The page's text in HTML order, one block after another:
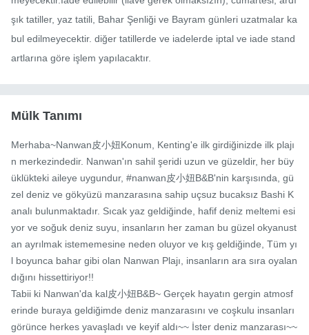
şık tatiller, yaz tatili, Bahar Şenliği ve Bayram günleri uzatmalar ka
bul edilmeyecektir. diğer tatillerde ve iadelerde iptal ve iade stand
artlarına göre işlem yapılacaktır.
Mülk Tanımı
Merhaba~Nanwan皮小妞Konum, Kenting'e ilk girdiğinizde ilk plajı
n merkezindedir. Nanwan'ın sahil şeridi uzun ve güzeldir, her büy
üklükteki aileye uygundur, #nanwan皮小妞B&B'nin karşısında, gü
zel deniz ve gökyüzü manzarasına sahip uçsuz bucaksız Bashi K
analı bulunmaktadır. Sıcak yaz geldiğinde, hafif deniz meltemi esi
yor ve soğuk deniz suyu, insanların her zaman bu güzel okyanust
an ayrılmak istememesine neden oluyor ve kış geldiğinde, Tüm yı
l boyunca bahar gibi olan Nanwan Plajı, insanların ara sıra oyalan
dığını hissettiriyor!!
Tabii ki Nanwan'da kal皮小妞B&B~ Gerçek hayatın gergin atmosf
erinde buraya geldiğimde deniz manzarasını ve coşkulu insanları
görünce herkes yavaşladı ve keyif aldı~~ İster deniz manzarası~~